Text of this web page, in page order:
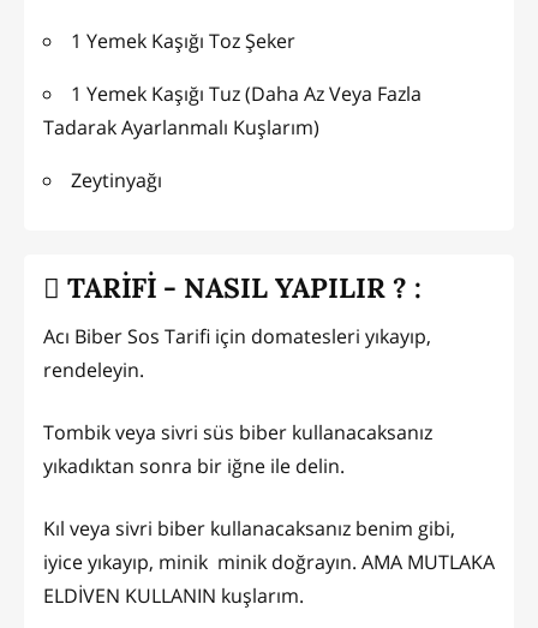
1 Yemek Kaşığı Toz Şeker
1 Yemek Kaşığı Tuz (Daha Az Veya Fazla
Tadarak Ayarlanmalı Kuşlarım)
Zeytinyağı
TARİFİ - NASIL YAPILIR ? :
Acı Biber Sos Tarifi için domatesleri yıkayıp,
rendeleyin.
Tombik veya sivri süs biber kullanacaksanız
yıkadıktan sonra bir iğne ile delin.
Kıl veya sivri biber kullanacaksanız benim gibi,
iyice yıkayıp, minik minik doğrayın. AMA MUTLAKA
ELDİVEN KULLANIN kuşlarım.